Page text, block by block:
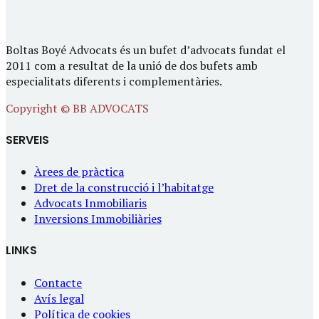
Boltas Boyé Advocats és un bufet d’advocats fundat el
2011 com a resultat de la unió de dos bufets amb
especialitats diferents i complementàries.
Copyright © BB ADVOCATS
SERVEIS
Àrees de pràctica
Dret de la construcció i l’habitatge
Advocats Inmobiliaris
Inversions Immobiliàries
LINKS
Contacte
Avís legal
Política de cookies